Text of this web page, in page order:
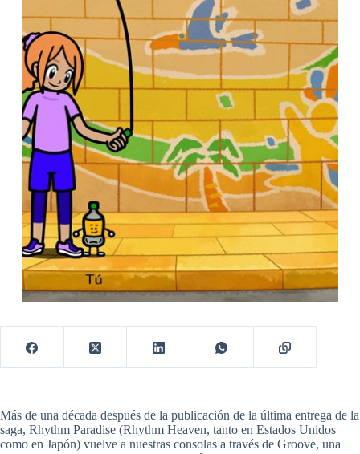
​Más de una década después de la publicación de la última entrega de la
saga, Rhythm Paradise (Rhythm Heaven, tanto en Estados Unidos
como en Japón) vuelve a nuestras consolas a través de Groove, una